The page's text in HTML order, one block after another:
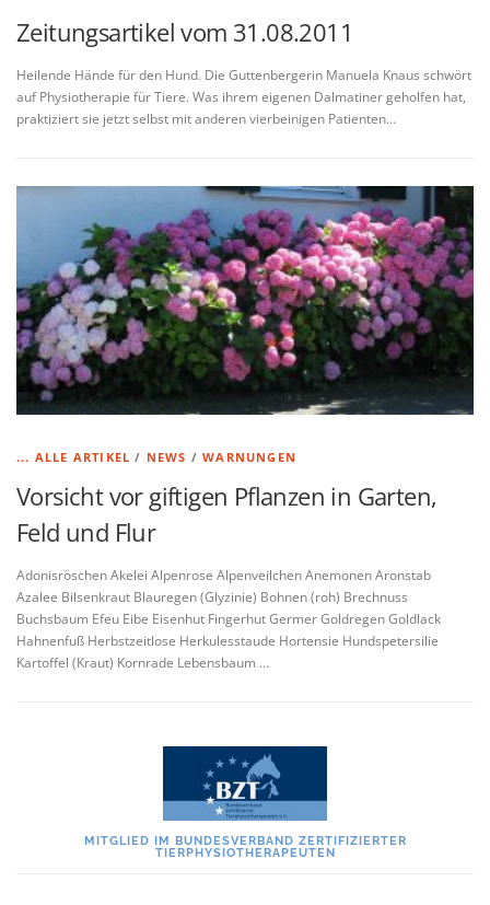
Zeitungsartikel vom 31.08.2011
Heilende Hände für den Hund. Die Guttenbergerin Manuela Knaus schwört
auf Physiotherapie für Tiere. Was ihrem eigenen Dalmatiner geholfen hat,
praktiziert sie jetzt selbst mit anderen vierbeinigen Patienten…
... ALLE ARTIKEL / NEWS /WARNUNGEN
Vorsicht vor giftigen Pflanzen in Garten,
Feld und Flur
Adonisröschen Akelei Alpenrose Alpenveilchen Anemonen Aronstab
Azalee Bilsenkraut Blauregen (Glyzinie) Bohnen (roh) Brechnuss
Buchsbaum Efeu Eibe Eisenhut Fingerhut Germer Goldregen Goldlack
Hahnenfuß Herbstzeitlose Herkulesstaude Hortensie Hundspetersilie
Kartoffel (Kraut) Kornrade Lebensbaum …
MITGLIED IM BUNDESVERBAND ZERTIFIZIERTER
TIERPHYSIOTHERAPEUTEN